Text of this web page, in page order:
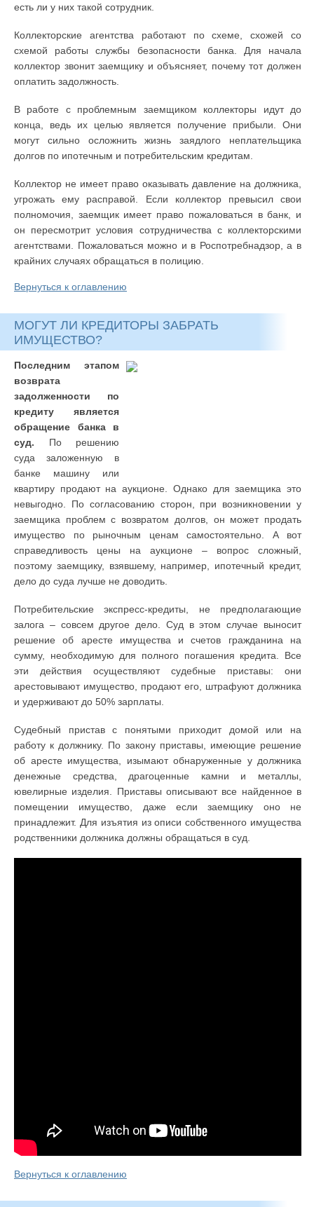
есть ли у них такой сотрудник.
Коллекторские агентства работают по схеме, схожей со
схемой работы службы безопасности банка. Для начала
коллектор звонит заемщику и объясняет, почему тот должен
оплатить задолжность.
В работе с проблемным заемщиком коллекторы идут до
конца, ведь их целью является получение прибыли. Они
могут сильно осложнить жизнь заядлого неплательщика
долгов по ипотечным и потребительским кредитам.
Коллектор не имеет право оказывать давление на должника,
угрожать ему расправой. Если коллектор превысил свои
полномочия, заемщик имеет право пожаловаться в банк, и
он пересмотрит условия сотрудничества с коллекторскими
агентствами. Пожаловаться можно и в Роспотребнадзор, а в
крайних случаях обращаться в полицию.
Вернуться к оглавлению
МОГУТ ЛИ КРЕДИТОРЫ ЗАБРАТЬ
ИМУЩЕСТВО?
Последним этапом
возврата
задолженности по
кредиту является
обращение банка в
суд. По решению
суда заложенную в
банке машину или
квартиру продают на аукционе. Однако для заемщика это
невыгодно. По согласованию сторон, при возникновении у
заемщика проблем с возвратом долгов, он может продать
имущество по рыночным ценам самостоятельно. А вот
справедливость цены на аукционе – вопрос сложный,
поэтому заемщику, взявшему, например, ипотечный кредит,
дело до суда лучше не доводить.
Потребительские экспресс-кредиты, не предполагающие
залога – совсем другое дело. Суд в этом случае выносит
решение об аресте имущества и счетов гражданина на
сумму, необходимую для полного погашения кредита. Все
эти действия осуществляют судебные приставы: они
арестовывают имущество, продают его, штрафуют должника
и удерживают до 50% зарплаты.
Судебный пристав с понятыми приходит домой или на
работу к должнику. По закону приставы, имеющие решение
об аресте имущества, изымают обнаруженные у должника
денежные средства, драгоценные камни и металлы,
ювелирные изделия. Приставы описывают все найденное в
помещении имущество, даже если заемщику оно не
принадлежит. Для изъятия из описи собственного имущества
родственники должника должны обращаться в суд.
Вернуться к оглавлению